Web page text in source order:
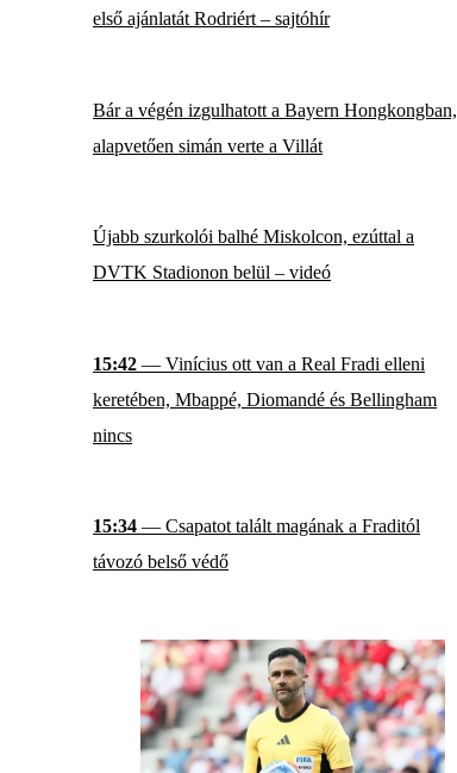
első ajánlatát Rodriért – sajtóhír
Bár a végén izgulhatott a Bayern Hongkongban,
alapvetően simán verte a Villát
Újabb szurkolói balhé Miskolcon, ezúttal a
DVTK Stadionon belül – videó
15:42 — Vinícius ott van a Real Fradi elleni
keretében, Mbappé, Diomandé és Bellingham
nincs
15:34 — Csapatot talált magának a Fraditól
távozó belső védő